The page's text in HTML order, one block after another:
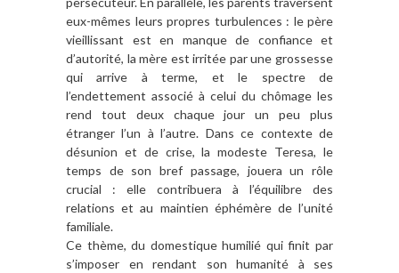
eux-mêmes leurs propres turbulences : le père
vieillissant est en manque de confiance et
d’autorité, la mère est irritée par une grossesse
qui arrive à terme, et le spectre de
l’endettement associé à celui du chômage les
rend tout deux chaque jour un peu plus
étranger l’un à l’autre. Dans ce contexte de
désunion et de crise, la modeste Teresa, le
temps de son bref passage, jouera un rôle
crucial : elle contribuera à l’équilibre des
relations et au maintien éphémère de l’unité
familiale.
Ce thème, du domestique humilié qui finit par
s’imposer en rendant son humanité à ses